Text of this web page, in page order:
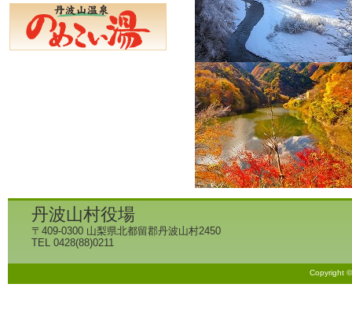
丹波山村役場
〒409-0300 山梨県北都留郡丹波山村2450
TEL 0428(88)0211
Copyright